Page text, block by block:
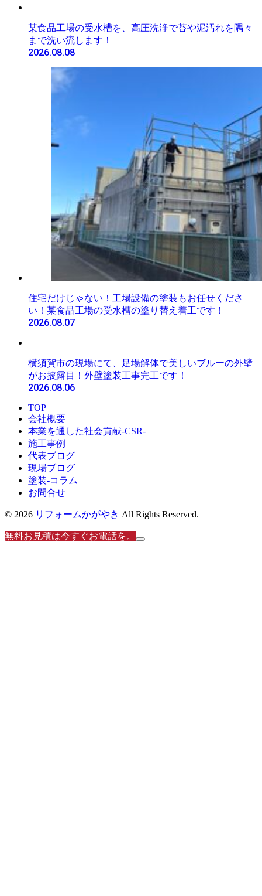
某食品工場の受水槽を、高圧洗浄で苔や泥汚れを隅々
まで洗い流します！
2026.08.08
住宅だけじゃない！工場設備の塗装もお任せくださ
い！某食品工場の受水槽の塗り替え着工です！
2026.08.07
横須賀市の現場にて、足場解体で美しいブルーの外壁
がお披露目！外壁塗装工事完工です！
2026.08.06
TOP
会社概要
本業を通した社会貢献-CSR-
施工事例
代表ブログ
現場ブログ
塗装-コラム
お問合せ
© 2026 リフォームかがやき All Rights Reserved.
無料お見積は今すぐお電話を。